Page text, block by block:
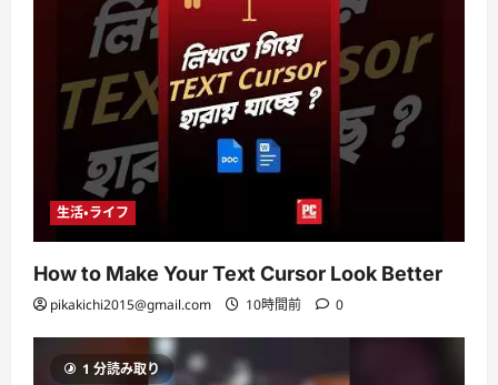
生活・ライフ
How to Make Your Text Cursor Look Better
pikakichi2015@gmail.com 10時間前 0
1 分読み取り